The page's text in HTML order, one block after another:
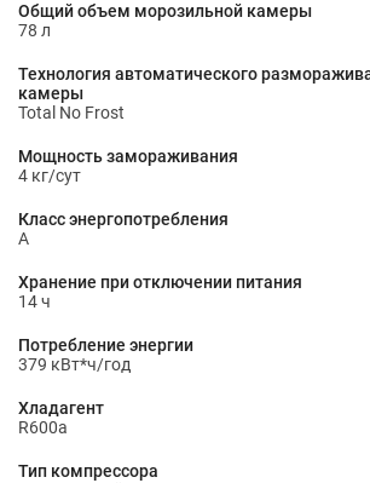
Общий объем морозильной камеры
78 л
Технология автоматического
камеры
Total No Frost
Мощность замораживания
4 кг/сут
Класс энергопотребления
A
Хранение при отключении питания
14 ч
Потребление энергии
379 кВт*ч/год
Хладагент
R600a
Тип компрессора